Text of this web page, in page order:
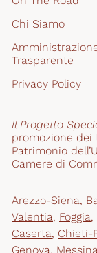
Chi Siamo
Trasparente
Privacy Policy
Il Progetto
promozione
Patrimonio
Camere di
Arezzo-Siena,
Valentia, Foggia,
Caserta, Chieti-
Genova, Messina